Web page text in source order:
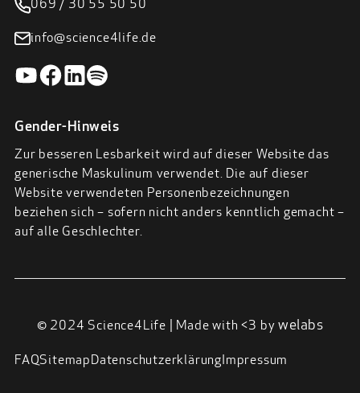
069 / 30 55 50 50
info@science4life.de
Gender-Hinweis
Zur besseren Lesbarkeit wird auf dieser Website das
generische Maskulinum verwendet. Die auf dieser
Website verwendeten Personenbezeichnungen
beziehen sich – sofern nicht anders kenntlich gemacht –
auf alle Geschlechter.
© 2024 Science4Life | Made with <3 bywelabs
FAQSitemapDatenschutzerklärungImpressum